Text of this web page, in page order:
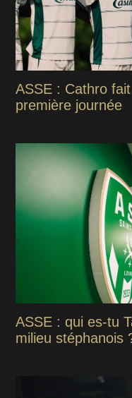
ASSE : Cathro
première journée
ASSE : qui es-tu
milieu stéphanois